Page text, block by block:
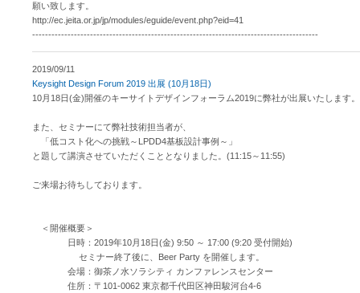
願い致します。
http://ec.jeita.or.jp/jp/modules/eguide/event.php?eid=41
-----------------------------------------------------------------------------------------
2019/09/11
Keysight Design Forum 2019 出展 (10月18日)
10月18日(金)開催のキーサイトデザインフォーラム2019に弊社が出展いたします。
また、セミナーにて弊社技術担当者が、
「低コスト化への挑戦～LPDD4基板設計事例～」
と題して講演させていただくこととなりました。(11:15～11:55)
ご来場お待ちしております。
＜開催概要＞
日時：2019年10月18日(金) 9:50 ～ 17:00 (9:20 受付開始)
セミナー終了後に、Beer Party を開催します。
会場：御茶ノ水ソラシティ カンファレンスセンター
住所：〒101-0062 東京都千代田区神田駿河台4-6